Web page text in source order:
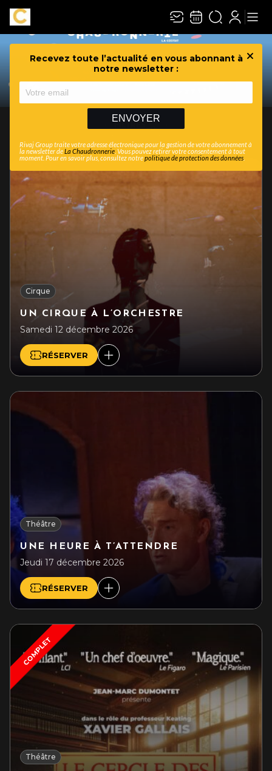
Recevez toute l’actualité en vous abonnant à
notre newsletter :
ENVOYER
Rivaj Group traite votre adresse électronique pour la gestion de votre abonnement à
la newsletter deLa Chaudronnerie . Vous pouvez retirer votre consentement à tout
moment. Pour en savoir plus, consultez notrepolitique de protection des données
PROGRAMMATION
Cirque
UN CIRQUE À L’ORCHESTRE
Samedi 12 décembre 2026
RÉSERVER
Théâtre
UNE HEURE À T’ATTENDRE
Jeudi 17 décembre 2026
RÉSERVER
COMPLET
Théâtre